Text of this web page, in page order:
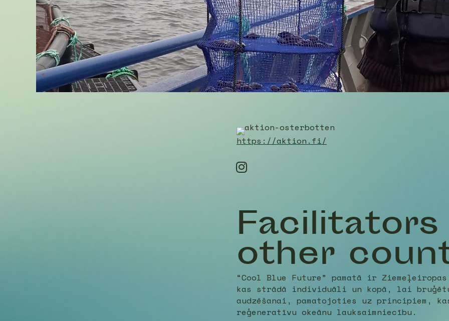
https://aktion.fi/
other
“Cool Blue Future” pamatā ir
kas strādā individuāli un kopā, lai
audzēšanai, pamatojoties uz principiem,
reģeneratīvu okeānu lauksaimniecību.